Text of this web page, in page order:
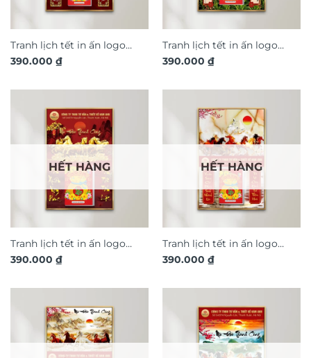
Tranh lịch tết in ấn logo
thiết kế theo yêu cầu Kim
390.000 ₫
Tranh lịch tết in ấn logo
thiết kế theo yêu cầu Mã
390.000 ₫
HẾT HÀNG
Tranh lịch tết in ấn logo
thiết kế theo yêu cầu Mã
390.000 ₫
HẾT HÀNG
Tranh lịch tết in ấn logo
thiết kế theo yêu cầu Mã
390.000 ₫